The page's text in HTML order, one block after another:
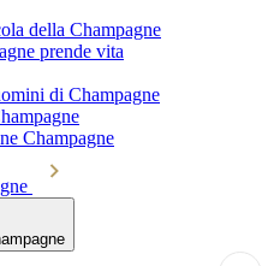
della Champagne
prende vita
di Champagne
Champagne